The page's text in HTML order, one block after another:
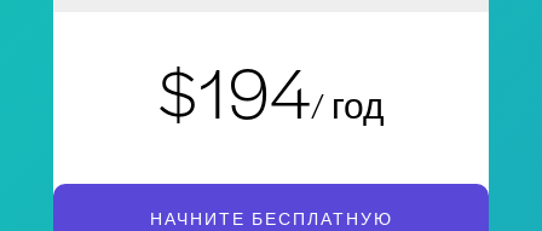
$194/ год
НАЧНИТЕ БЕСПЛАТНУЮ